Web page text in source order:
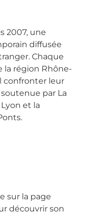
2007, une
diffusée
Chaque
la région Rhône-
confronter leur
par La
et la
sur la page
découvrir son